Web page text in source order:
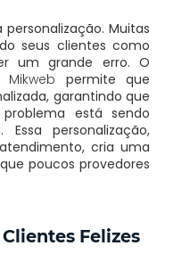
Muitas
seus clientes como
um grande erro. O
permite que
garantindo que
está sendo
personalização,
cria uma
poucos provedores
Felizes